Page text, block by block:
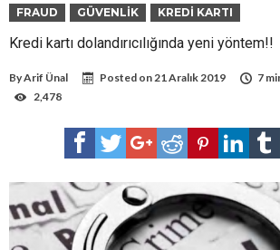
FRAUD GÜVENLIK KREDI KARTI
Kredi kartı dolandırıcılığında yeni yöntem!!
ByArif Ünal Posted on21 Aralık 2019 7
2,478